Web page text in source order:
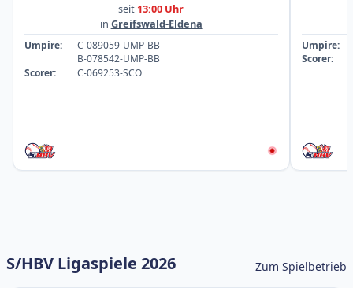
seit 13:00 Uhr
in Greifswald-Eldena
Umpire:
C-089059-UMP-BB
B-078542-UMP-BB
Scorer:
C-069253-SCO
Umpire:
Scorer:
S/HBV Ligaspiele 2026 Zum Spielbetrieb